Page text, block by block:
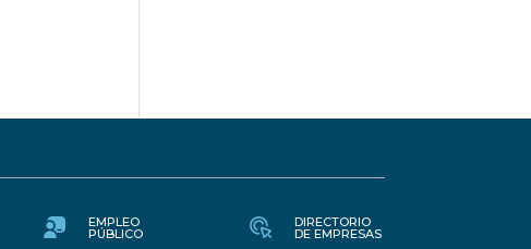
EMPLEO
PÚBLICO
DIRECTORIO
DE EMPRESAS